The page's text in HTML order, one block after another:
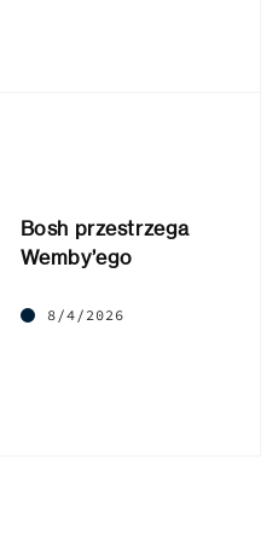
Bosh przestrzega
Wemby’ego
8/4/2026